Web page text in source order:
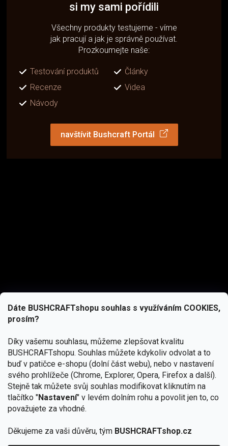
Dáte BUSHCRAFTshopu souhlas s využíváním COOKIES,
prosím?
Díky vašemu souhlasu, můžeme zlepšovat kvalitu
BUSHCRAFTshopu. Souhlas můžete kdykoliv odvolat a to
buď v patičce e-shopu (dolní část webu), nebo v nastavení
svého prohlížeče (Chrome, Explorer, Opera, Firefox a další).
Stejně tak můžete svůj souhlas modifikovat kliknutím na
tlačítko "Nastavení" v levém dolním rohu a povolit jen to, co
považujete za vhodné.
Děkujeme za vaši důvěru, tým BUSHCRAFTshop.cz
si my sami pořídili
Všechny produkty testujeme - víme
jak pracují a jak je správně používat.
Prozkoumejte naše:
Testování produktů
Články
Recenze
Videa
Návody
navštívit Bushcraft Portál
podmínkami ochrany osobních údajů